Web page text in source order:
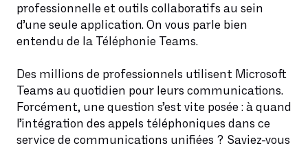
professionnelle et outils collaboratifs au sein
d’une seule application. On vous parle bien
entendu de la Téléphonie Teams.
Des millions de professionnels utilisent Microsoft
Teams au quotidien pour leurs communications.
Forcément, une question s’est vite posée : à quand
l’intégration des appels téléphoniques dans ce
service de communications unifiées ? Saviez-vous